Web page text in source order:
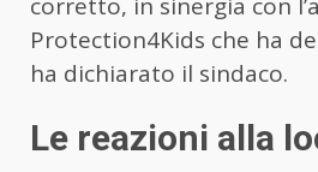
Protection4Kids che ha
ha dichiarato il sindaco.
Le reazioni alla